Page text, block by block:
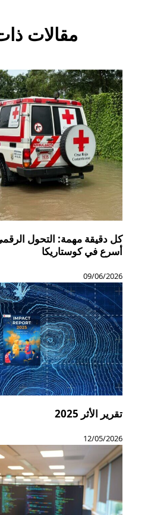
مقالات
كل دقيقة مهمة: التحول
أسرع في كوستاريكا
09/06/2026
تقرير الأثر 2025
12/05/2026